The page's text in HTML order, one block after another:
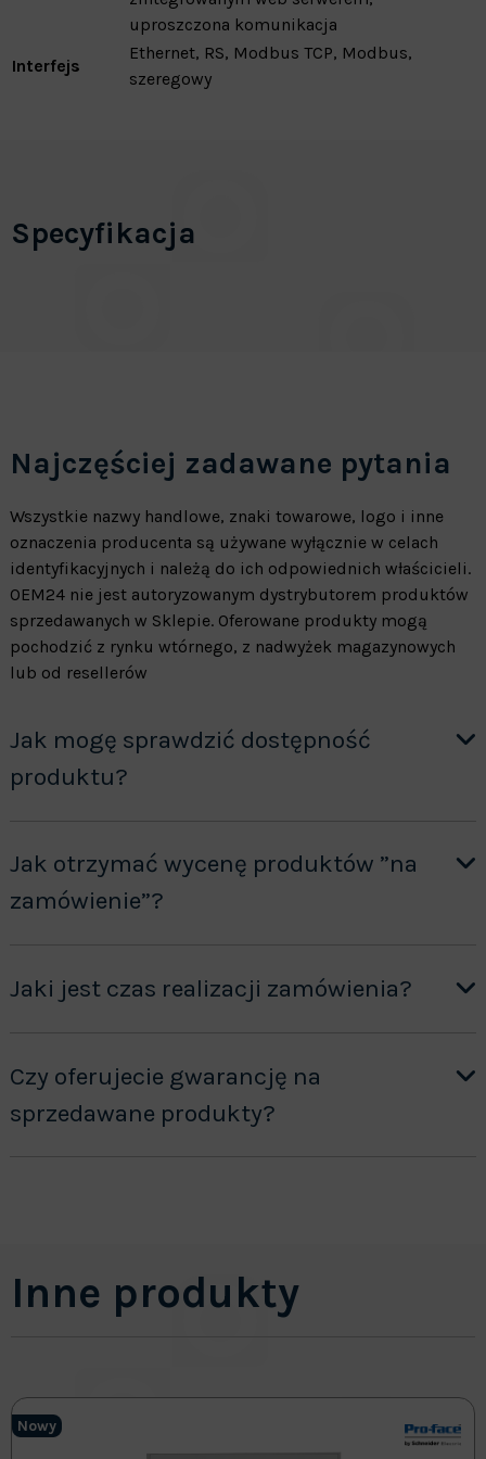
uproszczona komunikacja
Interfejs
Ethernet, RS, Modbus TCP, Modbus,
szeregowy
Specyfikacja
Najczęściej zadawane pytania
Wszystkie nazwy handlowe, znaki towarowe, logo i inne
oznaczenia producenta są używane wyłącznie w celach
identyfikacyjnych i należą do ich odpowiednich właścicieli.
OEM24 nie jest autoryzowanym dystrybutorem produktów
sprzedawanych w Sklepie. Oferowane produkty mogą
pochodzić z rynku wtórnego, z nadwyżek magazynowych
lub od resellerów
Jak mogę sprawdzić dostępność
produktu?
Jak otrzymać wycenę produktów ”na
zamówienie”?
Jaki jest czas realizacji zamówienia?
Czy oferujecie gwarancję na
sprzedawane produkty?
Inne produkty
Nowy